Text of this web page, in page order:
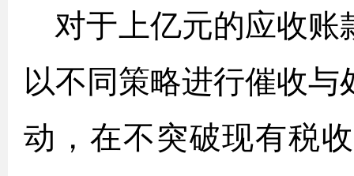
对于上亿元的应收账
以不同策略进行催收
动，在不突破现有税